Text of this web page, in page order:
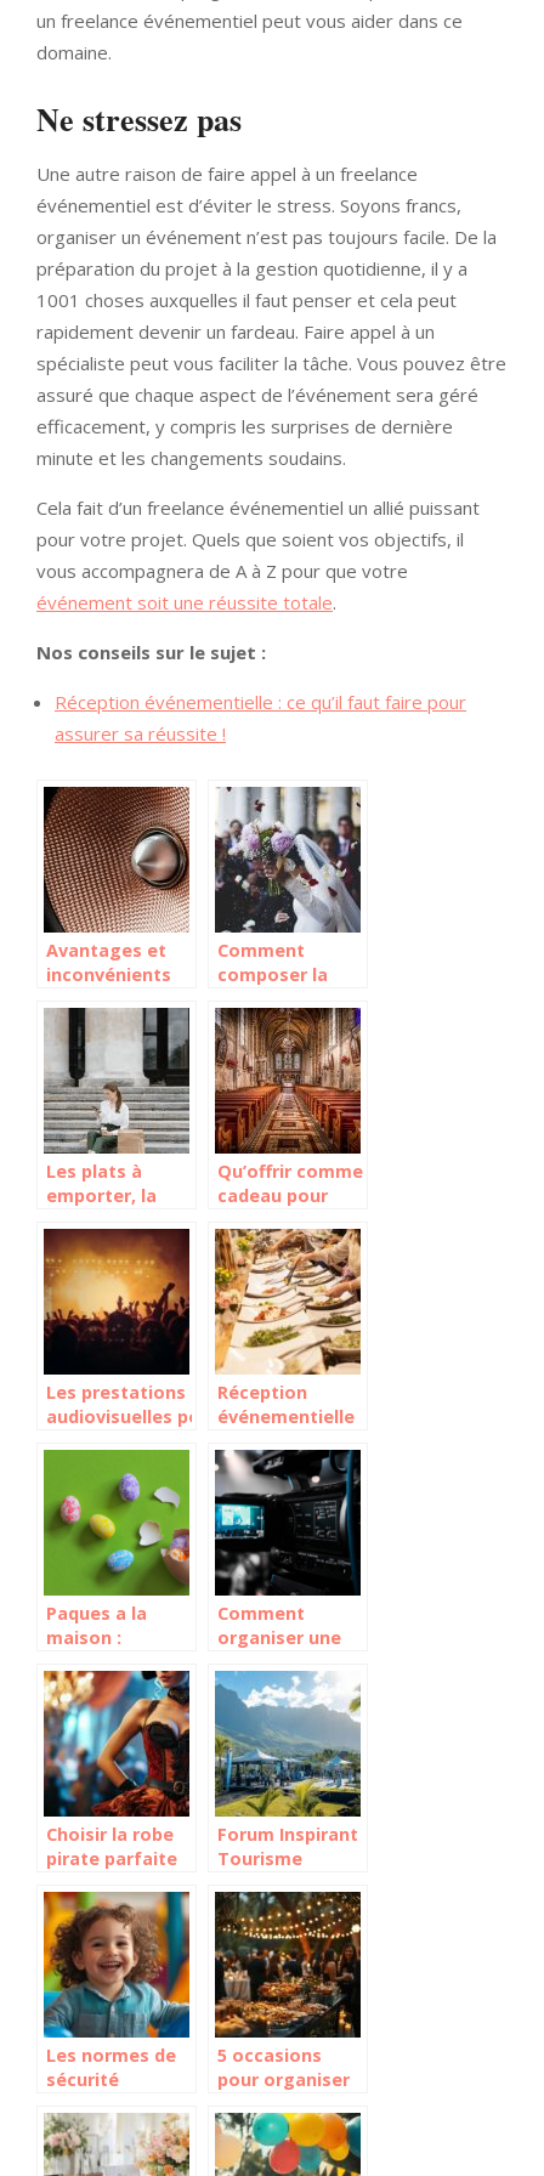
un freelance événementiel peut vous aider dans ce
domaine.
Ne stressez pas
Une autre raison de faire appel à un freelance
événementiel est d’éviter le stress. Soyons francs,
organiser un événement n’est pas toujours facile. De la
préparation du projet à la gestion quotidienne, il y a
1001 choses auxquelles il faut penser et cela peut
rapidement devenir un fardeau. Faire appel à un
spécialiste peut vous faciliter la tâche. Vous pouvez être
assuré que chaque aspect de l’événement sera géré
efficacement, y compris les surprises de dernière
minute et les changements soudains.
Cela fait d’un freelance événementiel un allié puissant
pour votre projet. Quels que soient vos objectifs, il
vous accompagnera de A à Z pour que votre
événement soit une réussite totale.
Nos conseils sur le sujet :
Réception événementielle : ce qu’il faut faire pour
assurer sa réussite !
Avantages et
inconvénients
sonorisations
portables
Comment
composer la
musicale pour
un mariage ?
Les plats à
emporter, la
tendance en
matière de
restauration
Qu’offrir comme
cadeau pour
confirmation ?
Les prestations
audiovisuelles pour
Réception
événementielle
faire pour
assurer sa
réussite !
Paques a la
maison :
moments en
famille
Comment
organiser une
ou un tournage
sans stress
Choisir la robe
pirate parfaite
occasion
Forum Inspirant
Tourisme
Comment l’île
transforme ses
hébergements
touristiques en
havres
écologiques
Les normes de
sécurité
pour ouvrir
votre parc de
5 occasions
pour organiser
dînatoire festif
qui ravira votre